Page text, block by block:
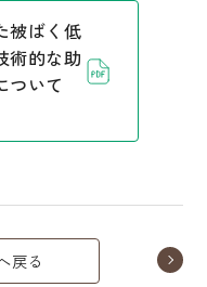
被ばく低
術的な助
ついて
戻る